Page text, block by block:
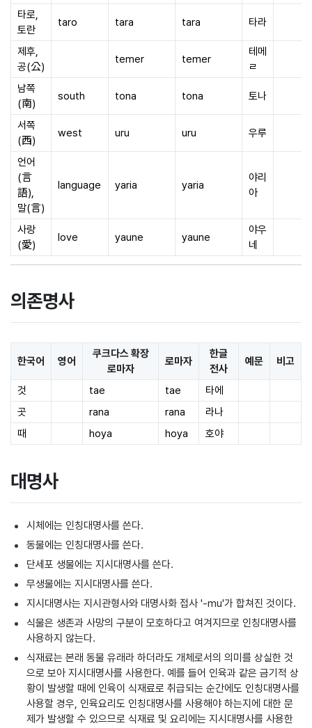
타로,
토란
taro tara tara 타라
제후,
공(公)
temer temer
테메
ㄹ
남쪽
(南)
south tona tona 토나
서쪽
(西)
west uru uru 우루
언어
(言
語),
말(言)
language yaria yaria
야리
아
사랑
(愛)
love yaune yaune
야우
네
의존명사
한국어 영어
쿠크다스 확장
로마자
로마자
한글
전사
예문 비고
것 tae tae
타에
곳
rana rana
라나
때
hoya hoya 호야
대명사
시체에는 인칭대명사를 쓴다.
동물에는 인칭대명사를 쓴다.
단세포 생물에는 지시대명사를 쓴다.
무생물에는 지시대명사를 쓴다.
지시대명사는 지시관형사와 대명사화 접사 '-mu'가 합쳐진 것이다.
식물은 생존과 사망의 구분이 모호하다고 여겨지므로 인칭대명사를
사용하지 않는다.
식재료는 본래 동물 유래라 하더라도 개체로서의 의미를 상실한 것
으로 보아 지시대명사를 사용한다. 예를 들어 인육과 같은 금기적 상
황이 발생할 때에 인육이 식재료로 취급되는 순간에도 인칭대명사를
사용할 경우, 인육요리도 인칭대명사를 사용해야 하는지에 대한 문
제가 발생할 수 있으므로 식재료 및 요리에는 지시대명사를 사용한